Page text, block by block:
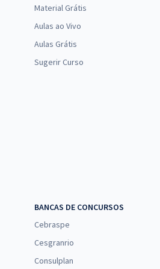
Material Grátis
Aulas ao Vivo
Aulas Grátis
Sugerir Curso
BANCAS DE CONCURSOS
Cebraspe
Cesgranrio
Consulplan